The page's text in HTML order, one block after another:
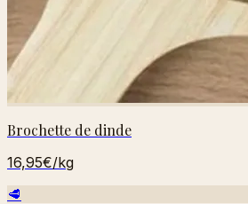
Brochette de dinde
16,95€/kg
🥩